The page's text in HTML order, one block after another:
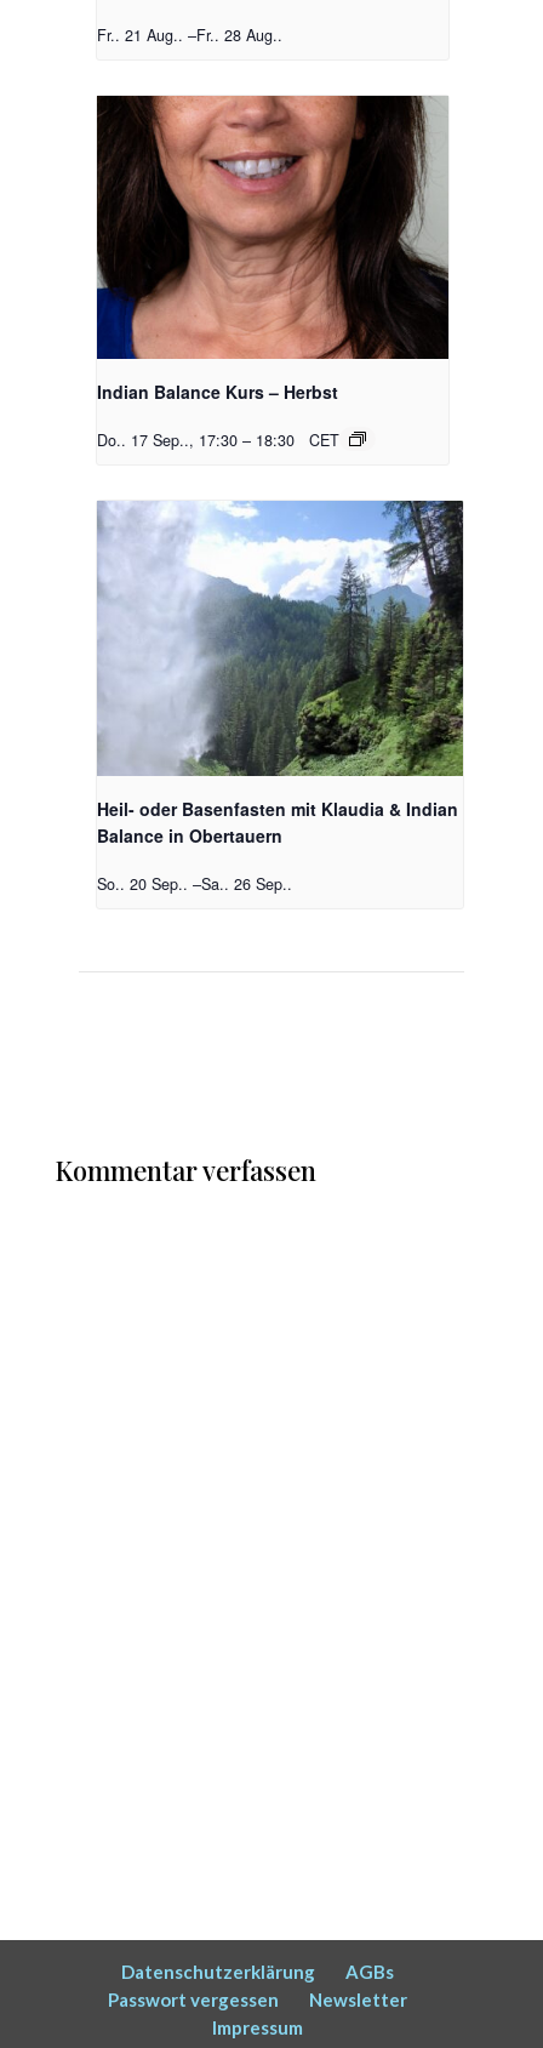
Fr.. 21 Aug.. –Fr.. 28 Aug..
Indian Balance Kurs – Herbst
Do.. 17 Sep.., 17:30 – 18:30 CET
Heil- oder Basenfasten mit Klaudia & Indian
Balance in Obertauern
So.. 20 Sep.. –Sa.. 26 Sep..
Kommentar verfassen
Datenschutzerklärung
AGBs
Passwort vergessen
Newsletter
Impressum